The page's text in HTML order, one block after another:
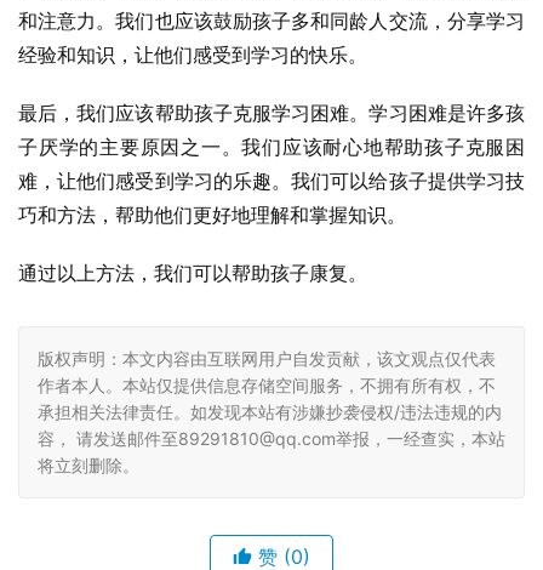
和注意力。我们也应该鼓励孩子多和同龄人交流，分享学习
经验和知识，让他们感受到学习的快乐。
最后，我们应该帮助孩子克服学习困难。学习困难是许多孩
子厌学的主要原因之一。我们应该耐心地帮助孩子克服困
难，让他们感受到学习的乐趣。我们可以给孩子提供学习技
巧和方法，帮助他们更好地理解和掌握知识。
通过以上方法，我们可以帮助孩子康复。
版权声明：本文内容由互联网用户自发贡献，该文观点仅代表
作者本人。本站仅提供信息存储空间服务，不拥有所有权，不
承担相关法律责任。如发现本站有涉嫌抄袭侵权/违法违规的内
容， 请发送邮件至89291810@qq.com举报，一经查实，本站
将立刻删除。
赞 (0)